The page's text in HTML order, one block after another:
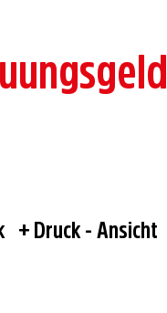
Druck - Ansicht